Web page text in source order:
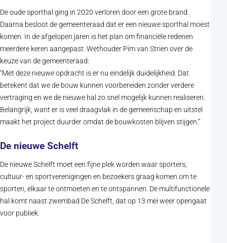
De oude sporthal ging in 2020 verloren door een grote brand.
Daarna besloot de gemeenteraad dat er een nieuwe sporthal moest
komen. In de afgelopen jaren is het plan om financiële redenen
meerdere keren aangepast. Wethouder Pim van Strien over de
keuze van de gemeenteraad:
“Met deze nieuwe opdracht is er nu eindelijk duidelijkheid. Dat
betekent dat we de bouw kunnen voorbereiden zonder verdere
vertraging en we de nieuwe hal zo snel mogelijk kunnen realiseren.
Belangrijk, want er is veel draagvlak in de gemeenschap en uitstel
maakt het project duurder omdat de bouwkosten blijven stijgen.”
De nieuwe Schelft
De nieuwe Schelft moet een fijne plek worden waar sporters,
cultuur- en sportverenigingen en bezoekers graag komen om te
sporten, elkaar te ontmoeten en te ontspannen. De multifunctionele
hal komt naast zwembad De Schelft, dat op 13 mei weer opengaat
voor publiek.